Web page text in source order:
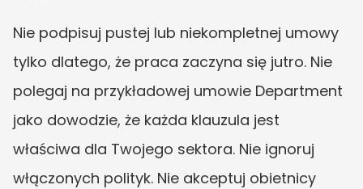
Nie podpisuj pustej lub niekompletnej umowy
tylko dlatego, że praca zaczyna się jutro. Nie
polegaj na przykładowej umowie Department
jako dowodzie, że każda klauzula jest
właściwa dla Twojego sektora. Nie ignoruj
włączonych polityk. Nie akceptuj obietnicy